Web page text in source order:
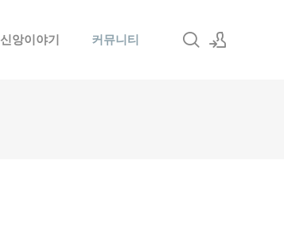
신앙이야기 커뮤니티